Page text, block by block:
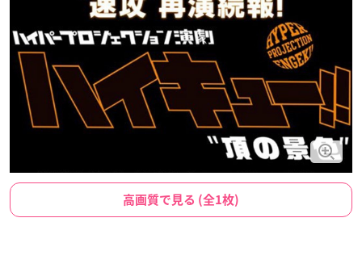
高画質で見る (全1枚)